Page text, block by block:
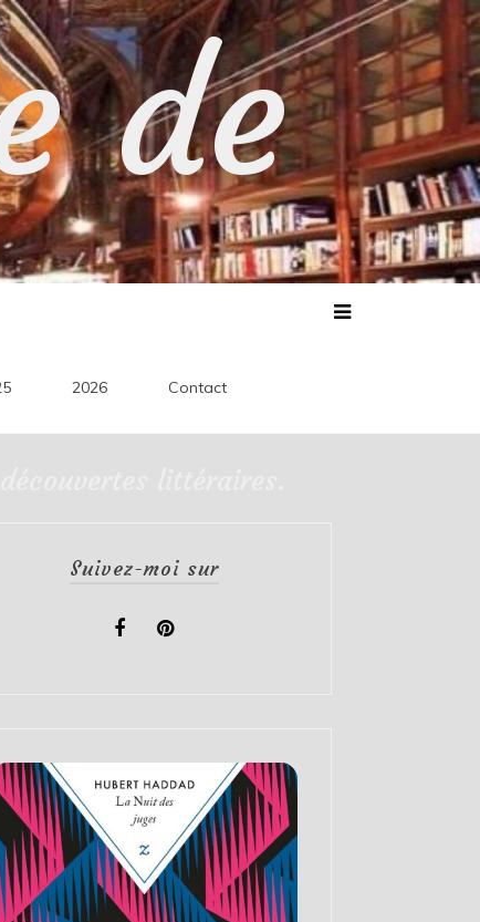
de
2026 Contact
Suivez-moi sur